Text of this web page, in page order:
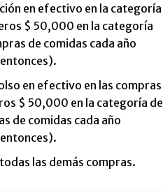
en efectivo en la categoría
$ 50,000 en la categoría
de comidas cada año
en efectivo en las compras
$ 50,000 en la categoría de
de comidas cada año
las demás compras.